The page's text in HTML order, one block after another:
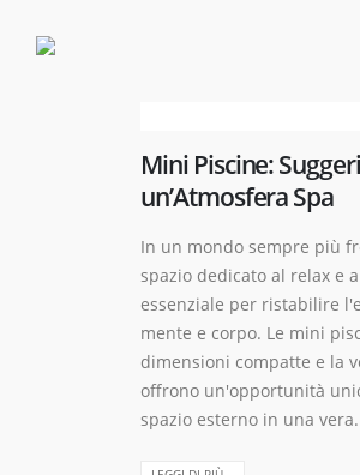
Mini Piscine:
un’Atmosfera Spa
In un mondo sempre più
spazio dedicato al relax e
essenziale per ristabilire
mente e corpo. Le mini
dimensioni compatte e la
offrono un'opportunità
spazio esterno in una